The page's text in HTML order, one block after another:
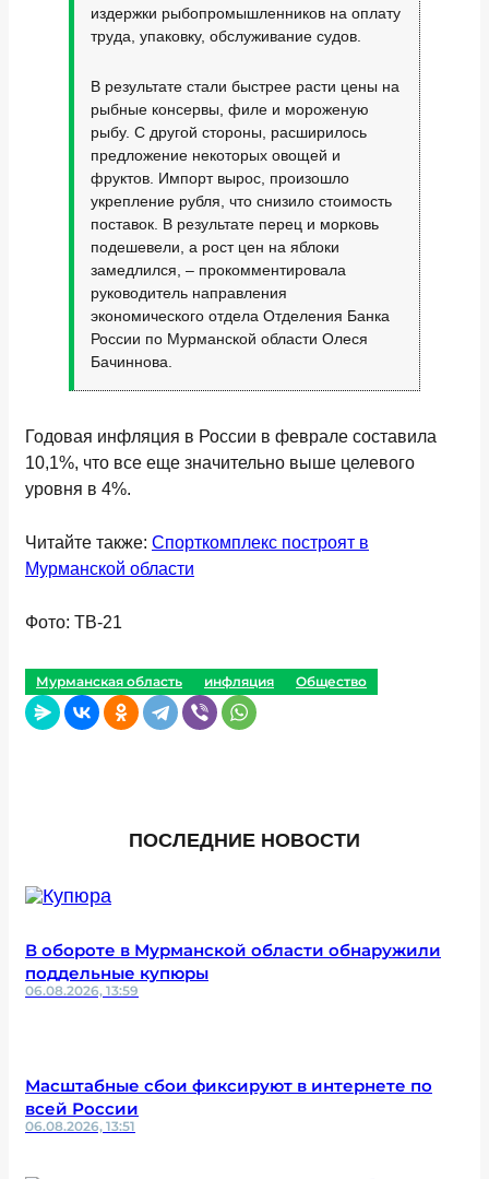
издержки рыбопромышленников на оплату
труда, упаковку, обслуживание судов.
В результате стали быстрее расти цены на
рыбные консервы, филе и мороженую
рыбу. С другой стороны, расширилось
предложение некоторых овощей и
фруктов. Импорт вырос, произошло
укрепление рубля, что снизило стоимость
поставок. В результате перец и морковь
подешевели, а рост цен на яблоки
замедлился, – прокомментировала
руководитель направления
экономического отдела Отделения Банка
России по Мурманской области Олеся
Бачиннова.
Годовая инфляция в России в феврале составила
10,1%, что все еще значительно выше целевого
уровня в 4%.
Читайте также: Спорткомплекс построят в
Мурманской области
Фото: ТВ-21
Мурманская область инфляция Общество
ПОСЛЕДНИЕ НОВОСТИ
В обороте в Мурманской области обнаружили
поддельные купюры
06.08.2026, 13:59
Масштабные сбои фиксируют в интернете по
всей России
06.08.2026, 13:51